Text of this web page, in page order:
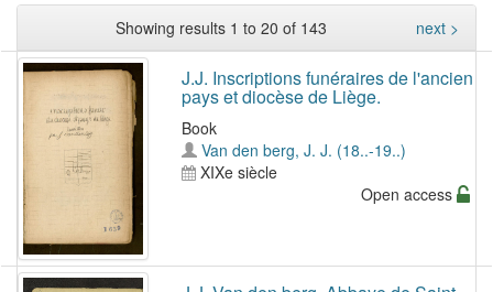
Showing results 1 to 20 of 143 next >
J.J. Inscriptions funéraires de l'ancien
pays et diocèse de Liège.
Book
Van den berg, J. J. (18..-19..)
XIXe siècle
Open access